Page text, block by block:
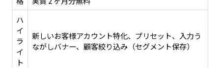
ハ
イ
ラ
イ
ト
新しいお客様アカウント特化、プリセット、入力う
ながしバナー、顧客絞り込み（セグメント保存）